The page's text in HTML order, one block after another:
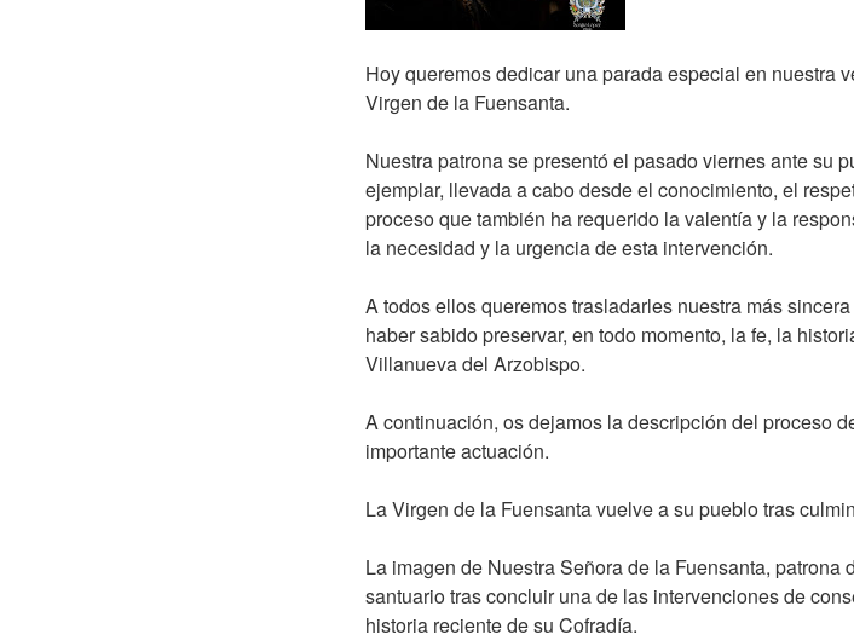
Hoy queremos dedicar una parada especial en nuestra
Virgen de la Fuensanta.
Nuestra patrona se presentó el pasado viernes ante su
ejemplar, llevada a cabo desde el conocimiento, el
proceso que también ha requerido la valentía y la
la necesidad y la urgencia de esta intervención.
A todos ellos queremos trasladarles nuestra más
haber sabido preservar, en todo momento, la fe, la
Villanueva del Arzobispo.
A continuación, os dejamos la descripción del proceso
importante actuación.
La Virgen de la Fuensanta vuelve a su pueblo tras
La imagen de Nuestra Señora de la Fuensanta,
santuario tras concluir una de las intervenciones de
historia reciente de su Cofradía.